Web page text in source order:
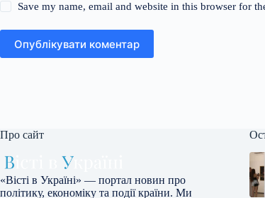
Save my name, email and website in this browser for
Опублікувати коментар
Про сайт
«Вісті в Україні» — портал новин про
політику, економіку та події країни. Ми